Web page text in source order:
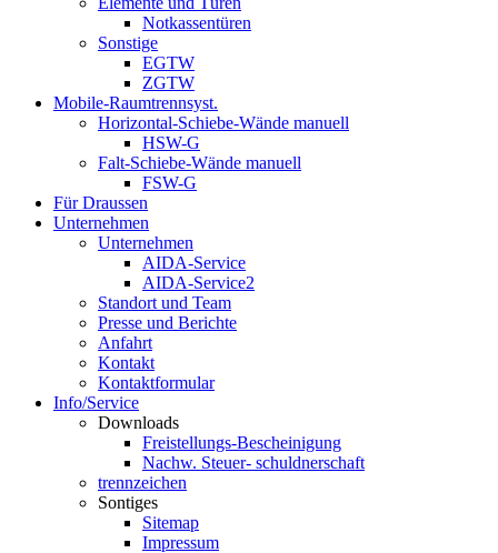
Notkassentüren
Sonstige
EGTW
ZGTW
Mobile-Raumtrennsyst.
Horizontal-Schiebe-Wände manuell
HSW-G
Falt-Schiebe-Wände manuell
FSW-G
Für Draussen
Unternehmen
Unternehmen
AIDA-Service
AIDA-Service2
Standort und Team
Presse und Berichte
Anfahrt
Kontakt
Kontaktformular
Info/Service
Downloads
Freistellungs-Bescheinigung
Nachw. Steuer- schuldnerschaft
trennzeichen
Sontiges
Sitemap
Impressum